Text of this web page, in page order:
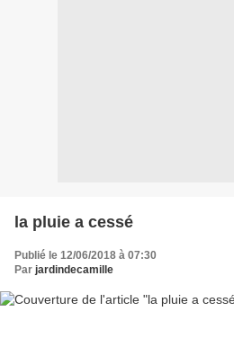
la pluie a cessé
Publié le 12/06/2018 à 07:30
Par jardindecamille